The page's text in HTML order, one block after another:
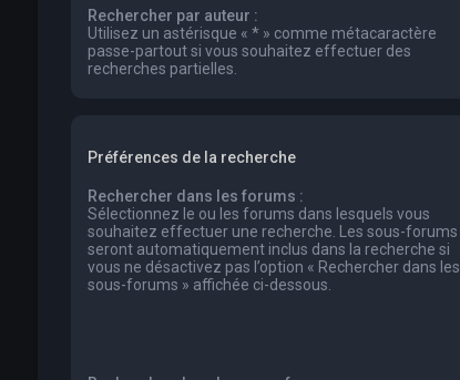
Rechercher par auteur :
Utilisez un astérisque « * » comme métacaractère
passe-partout si vous souhaitez effectuer des
recherches partielles.
Préférences de la recherche
Rechercher dans les forums :
Sélectionnez le ou les forums dans lesquels vous
souhaitez effectuer une recherche. Les sous-forums
seront automatiquement inclus dans la recherche si
vous ne désactivez pas l’option « Rechercher dans les
sous-forums » affichée ci-dessous.